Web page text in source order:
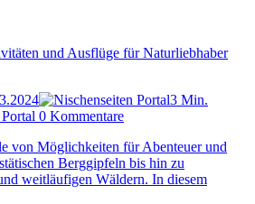
und Ausflüge für Naturliebhaber
3 Min.
0 Kommentare
von Möglichkeiten für Abenteuer und
Berggipfeln bis hin zu
weitläufigen Wäldern. In diesem